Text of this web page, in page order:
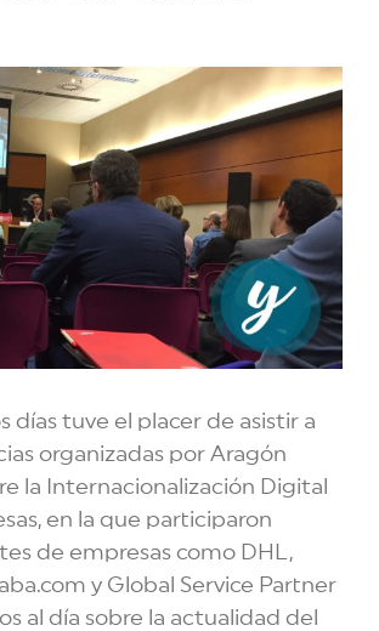
días tuve el placer de asistir a
organizadas por Aragón
la Internacionalización Digital
en la que participaron
de empresas como DHL,
y Global Service Partner
al día sobre la actualidad del